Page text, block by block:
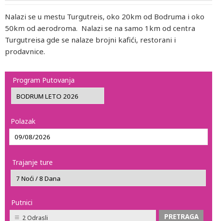
Nalazi se u mestu Turgutreis, oko 20km od Bodruma i oko
50km od aerodroma. Nalazi se na samo 1km od centra
Turgutreisa gde se nalaze brojni kafići, restorani i
prodavnice.
Program Putovanja
Polazak
Trajanje ture
Putnici
2 Odrasli